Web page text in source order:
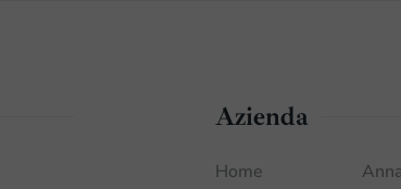
Azienda
Home